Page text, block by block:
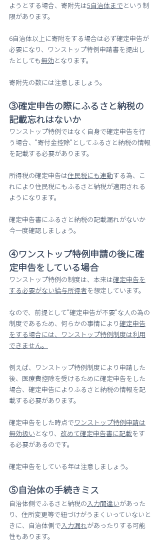
ようとする場合、寄附先は5自治体まで という制
限があります。
6自治体以上に寄附をする場合は必ず確定申告が
必要になり、ワンストップ特例申請書を提出し
たとしても無効 となります。
寄附先の数には注意しましょう。
③確定申告の際にふるさと納税の
記載忘れはないか
ワンストップ特例ではなく自身で確定申告を行
う場合、"寄付金控除"としてふるさと納税の情報
を記載する必要があります。
所得税の確定申告は住民税にも連動する為、こ
れにより住民税にもふるさと納税が適用される
ようになります。
確定申告書にふるさと納税の記載漏れがないか
今一度確認しましょう。
④ワンストップ特例申請の後に確
定申告をしている場合
ワンストップ特例の制度は、本来は確定申告を
する必要がない給与所得者を想定しています。
なので、前提として"確定申告が不要"な人の為の
制度であるため、何らかの事情により確定申告
をする場合には、ワンストップ特例制度は利用
できません。
例えば、ワンストップ特例制度により申請した
後、医療費控除を受けるために確定申告をした
場合、確定申告によりふるさと納税の情報を記
載する必要があります。
確定申告をした時点でワンストップ特例申請は
無効扱い となり、 改めて確定申告書に記載をす
る必要があるのです。
確定申告をしている年は注意しましょう。
⑤自治体の手続きミス
自治体側でふるさと納税の入力間違いがあった
り、住所変更等で紐づけがうまくいっていないと
きに、自治体側で入力漏れがあったりする可能
性もあります。